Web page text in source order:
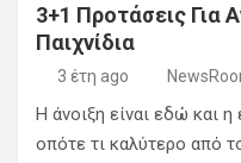
3+1 Προτάσεις Για
Παιχνίδια
3 έτη ago
Η άνοιξη είναι εδώ και
οπότε τι καλύτερο από